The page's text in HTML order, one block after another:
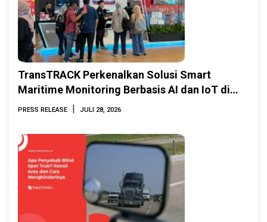
TransTRACK Perkenalkan Solusi Smart
Maritime Monitoring Berbasis AI dan IoT di
INAMARINE 2026
PRESS RELEASE | JULI 28, 2026